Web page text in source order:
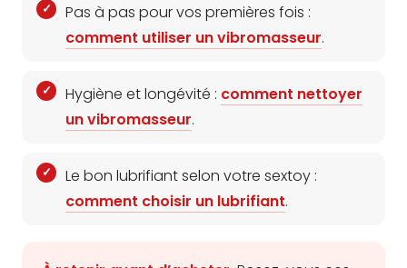
Pas à pas pour vos premières fois :
comment utiliser un vibromasseur.
Hygiène et longévité : comment nettoyer
un vibromasseur.
Le bon lubrifiant selon votre sextoy :
comment choisir un lubrifiant.